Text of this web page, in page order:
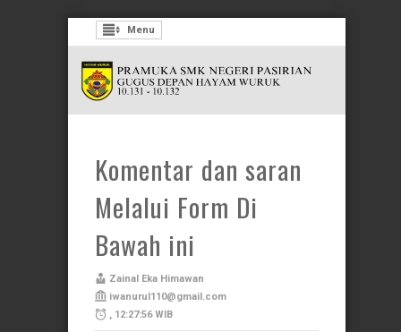
Menu
Komentar dan saran
Melalui Form Di
Bawah ini
Zainal Eka Himawan
iwanurul110@gmail.com
, 12:27:56 WIB